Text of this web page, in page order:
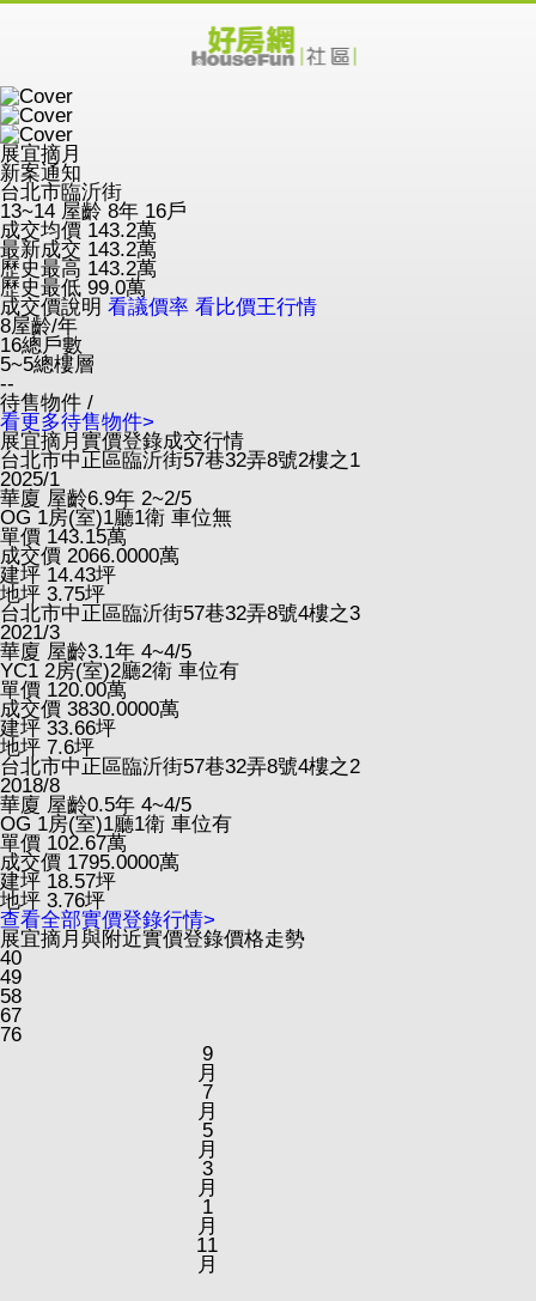
展宜摘月
新案通知
台北市臨沂街
13~14 屋齡 8年 16戶
成交均價 143.2萬
最新成交 143.2萬
歷史最高 143.2萬
歷史最低 99.0萬
成交價說明 看議價率 看比價王行情
8屋齡/年
16總戶數
5~5總樓層
--
待售物件 /
看更多待售物件>
展宜摘月實價登錄成交行情
台北市中正區臨沂街57巷32弄8號2樓之1
2025/1
華廈 屋齡6.9年 2~2/5
OG 1房(室)1廳1衛 車位無
單價 143.15萬
成交價 2066.0000萬
建坪 14.43坪
地坪 3.75坪
台北市中正區臨沂街57巷32弄8號4樓之3
2021/3
華廈 屋齡3.1年 4~4/5
YC1 2房(室)2廳2衛 車位有
單價 120.00萬
成交價 3830.0000萬
建坪 33.66坪
地坪 7.6坪
台北市中正區臨沂街57巷32弄8號4樓之2
2018/8
華廈 屋齡0.5年 4~4/5
OG 1房(室)1廳1衛 車位有
單價 102.67萬
成交價 1795.0000萬
建坪 18.57坪
地坪 3.76坪
查看全部實價登錄行情>
展宜摘月與附近實價登錄價格走勢
40
49
58
67
76
9
月
7
月
5
月
3
月
1
月
11
月